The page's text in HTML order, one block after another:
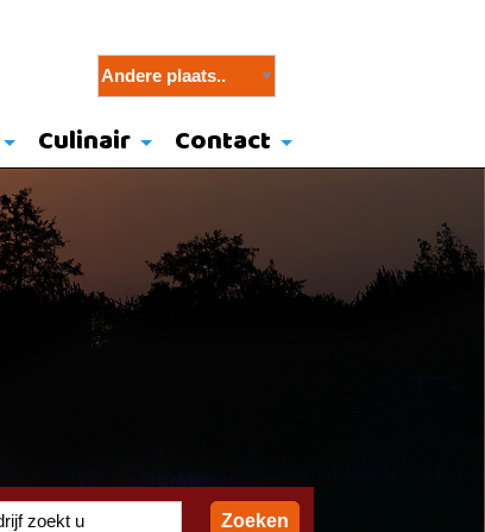
Culinair Contact